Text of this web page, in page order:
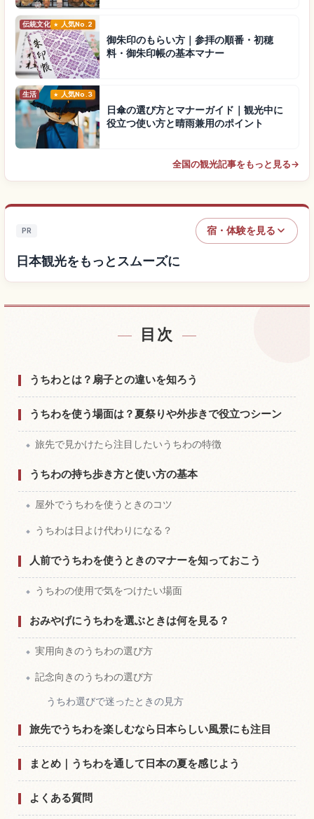
伝統文化 人気No.2
御朱印のもらい方｜参拝の順番・初穂
料・御朱印帳の基本マナー
生活 人気No.3
日傘の選び方とマナーガイド｜観光中に
役立つ使い方と晴雨兼用のポイント
全国の観光記事をもっと見る→
PR 宿・体験を見る
日本観光をもっとスムーズに
日本付近の宿を探す
日本の体験を探す↗
目次
うちわとは？扇子との違いを知ろう
うちわを使う場面は？夏祭りや外歩きで役立つシーン
旅先で見かけたら注目したいうちわの特徴
うちわの持ち歩き方と使い方の基本
屋外でうちわを使うときのコツ
うちわは日よけ代わりになる？
人前でうちわを使うときのマナーを知っておこう
うちわの使用で気をつけたい場面
おみやげにうちわを選ぶときは何を見る？
実用向きのうちわの選び方
記念向きのうちわの選び方
うちわ選びで迷ったときの見方
旅先でうちわを楽しむなら日本らしい風景にも注目
まとめ｜うちわを通して日本の夏を感じよう
よくある質問